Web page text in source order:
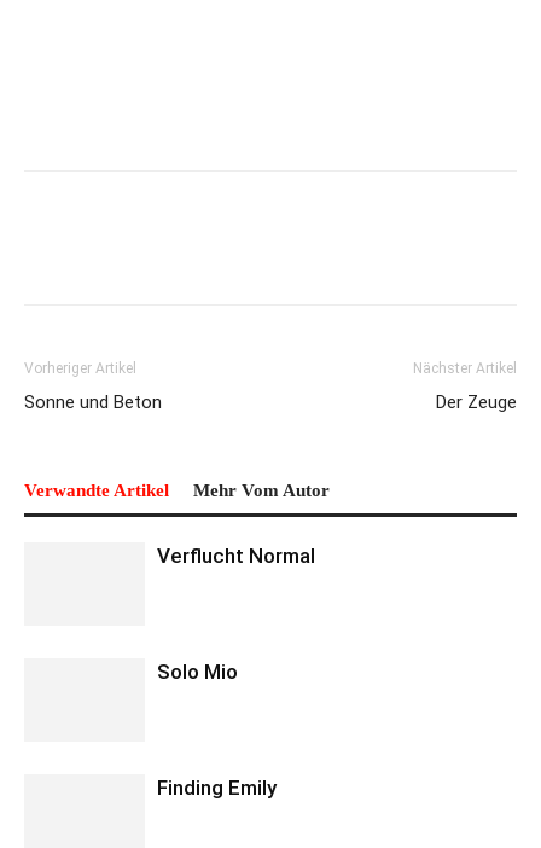
Vorheriger Artikel
Sonne und Beton
Nächster Artikel
Der Zeuge
Verwandte Artikel Mehr Vom Autor
Verflucht Normal
Solo Mio
Finding Emily